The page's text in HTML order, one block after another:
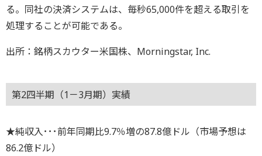
る。同社の決済システムは、毎秒65,000件を超える取引を
処理することが可能である。
出所：銘柄スカウター米国株、Morningstar, Inc.
第2四半期（1－3月期）実績
★純収入･･･前年同期比9.7％増の87.8億ドル（市場予想は
86.2億ドル）